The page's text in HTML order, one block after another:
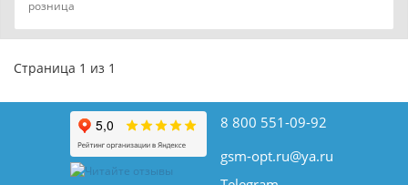
розница
Страница 1 из 1
8 800 551-09-92
gsm-opt.ru@ya.ru